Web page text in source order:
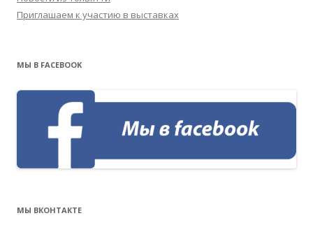
Приглашаем к участию в выставках
МЫ В FACEBOOK
МЫ ВКОНТАКТЕ